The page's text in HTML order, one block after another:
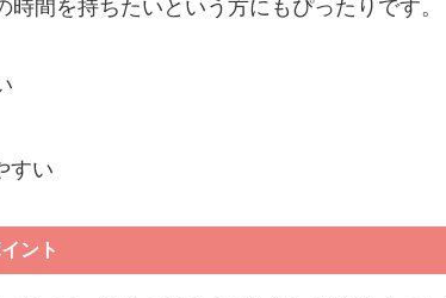
時間を持ちたいという方にもぴったりです。
すい
ント